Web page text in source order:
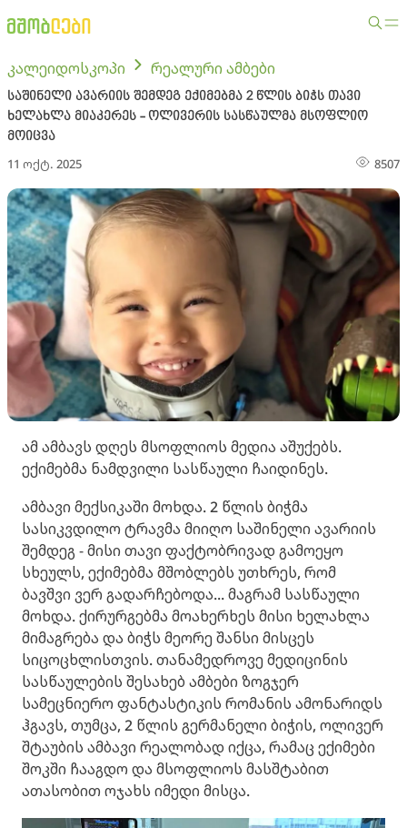
კალეიდოსკოპი რეალური ამბები
საშინელი ავარიის შემდეგ ექიმებმა 2 წლის ბიჭს თავი
ხელახლა მიაკერეს - ოლივერის სასწაულმა მსოფლიო
მოიცვა
11 ოქტ. 2025 8507
ამ ამბავს დღეს მსოფლიოს მედია აშუქებს.
ექიმებმა ნამდვილი სასწაული ჩაიდინეს.
ამბავი მექსიკაში მოხდა. 2 წლის ბიჭმა
სასიკვდილო ტრავმა მიიღო საშინელი ავარიის
შემდეგ - მისი თავი ფაქტობრივად გამოეყო
სხეულს, ექიმებმა მშობლებს უთხრეს, რომ
ბავშვი ვერ გადარჩებოდა... მაგრამ სასწაული
მოხდა. ქირურგებმა მოახერხეს მისი ხელახლა
მიმაგრება და ბიჭს მეორე შანსი მისცეს
სიცოცხლისთვის. თანამედროვე მედიცინის
სასწაულების შესახებ ამბები ზოგჯერ
სამეცნიერო ფანტასტიკის რომანის ამონარიდს
ჰგავს, თუმცა, 2 წლის გერმანელი ბიჭის, ოლივერ
შტაუბის ამბავი რეალობად იქცა, რამაც ექიმები
შოკში ჩააგდო და მსოფლიოს მასშტაბით
ათასობით ოჯახს იმედი მისცა.